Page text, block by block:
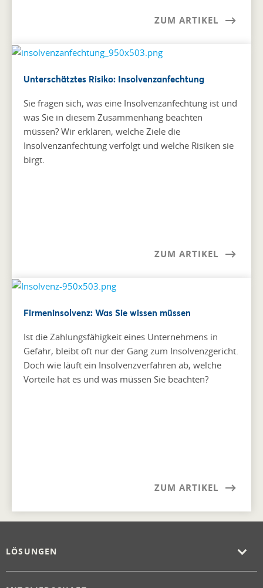
ZUM ARTIKEL
Unterschätztes Risiko: Insolvenzanfechtung
Sie fragen sich, was eine Insolvenzanfechtung ist und
was Sie in diesem Zusammenhang beachten
müssen? Wir erklären, welche Ziele die
Insolvenzanfechtung verfolgt und welche Risiken sie
birgt.
ZUM ARTIKEL
Firmeninsolvenz: Was Sie wissen müssen
Ist die Zahlungsfähigkeit eines Unternehmens in
Gefahr, bleibt oft nur der Gang zum Insolvenzgericht.
Doch wie läuft ein Insolvenzverfahren ab, welche
Vorteile hat es und was müssen Sie beachten?
ZUM ARTIKEL
LÖSUNGEN